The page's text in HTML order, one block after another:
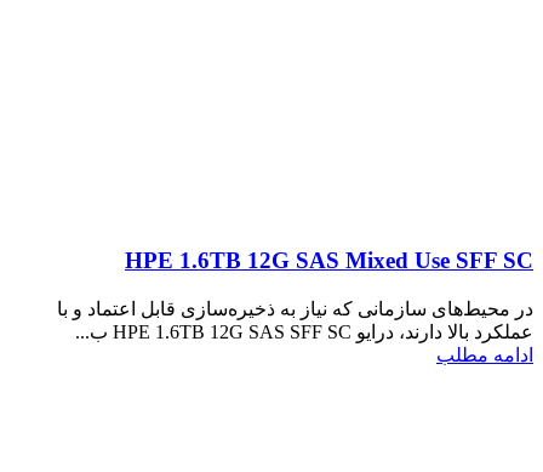
HPE 1.6TB 12G SAS Mixed Use SFF SC
در محیط‌های سازمانی که نیاز به ذخیره‌سازی قابل اعتماد و با
عملکرد بالا دارند، درایو HPE 1.6TB 12G SAS SFF SC ب...
ادامه مطلب